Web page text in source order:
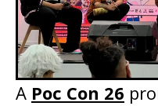
A Poc Con 26